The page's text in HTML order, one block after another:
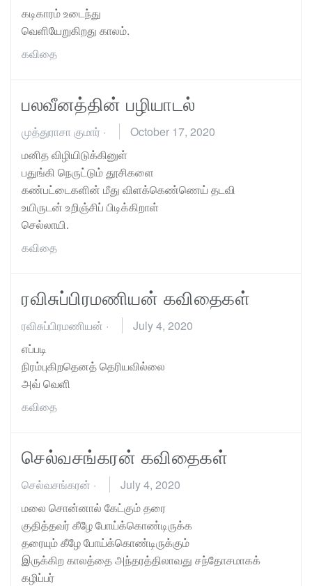
கடிகாரம் உடைந்து
வெளியேறுகிறது காலம்.
கவிதை
பலவீனத்தின் பழியாடல்
முத்துராசா குமார் ·
October 17, 2020
மனித விழியிடுக்கினுள்
பதுங்கி நெருட்டும் தூசிகளை
கண்பட்டைகளின் மீது விளக்கெண்ணெய் தடவி
உயிருடன் உறிஞ்சிப் பிடிக்கிறாள்
செல்லாயி.
கவிதை
ரவிசுப்பிரமணியன் கவிதைகள்
ரவிசுப்பிரமணியன் ·
July 4, 2020
எப்படி
நிரம்புகிறதெனத் தெரியவில்லை
அவ் வெளி
கவிதை
செல்வசங்கரன் கவிதைகள்
செல்வசங்கரன் ·
July 4, 2020
மலை சொன்னால் கேட்கும் தரை
குதித்தவர் கீழே போய்க்கொண்டிருக்க
தரையும் கீழே போய்க்கொண்டிருக்கும்
இருக்கிற காலத்தை அந்தரத்திலாவது சந்தோசமாகக்
கழிப்பர்